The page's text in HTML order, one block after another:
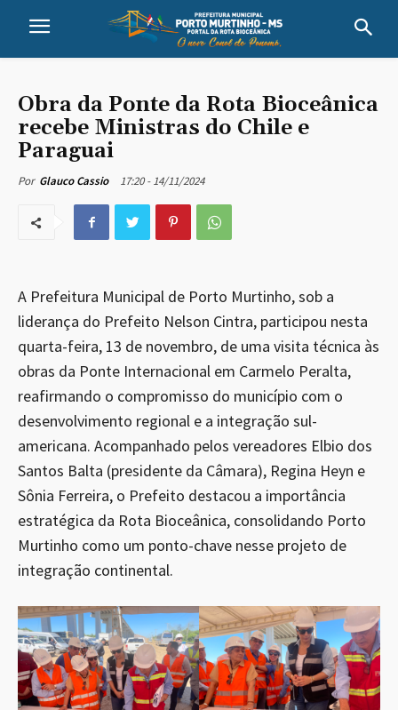
Obra da Ponte da Rota Bioceânica
recebe Ministras do Chile e
Paraguai
Por Glauco Cassio 17:20 - 14/11/2024
A Prefeitura Municipal de Porto Murtinho, sob a
liderança do Prefeito Nelson Cintra, participou nesta
quarta-feira, 13 de novembro, de uma visita técnica às
obras da Ponte Internacional em Carmelo Peralta,
reafirmando o compromisso do município com o
desenvolvimento regional e a integração sul-
americana. Acompanhado pelos vereadores Elbio dos
Santos Balta (presidente da Câmara), Regina Heyn e
Sônia Ferreira, o Prefeito destacou a importância
estratégica da Rota Bioceânica, consolidando Porto
Murtinho como um ponto-chave nesse projeto de
integração continental.